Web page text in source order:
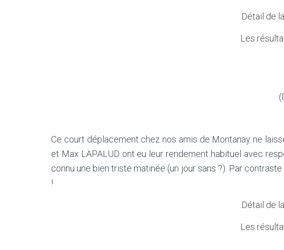
Détail de
Les
Ce court déplacement chez nos amis de Montanay ne
et Max LAPALUD ont eu leur rendement habituel avec
connu une bien triste matinée (un jour sans ?). Par
!
Détail de
Les